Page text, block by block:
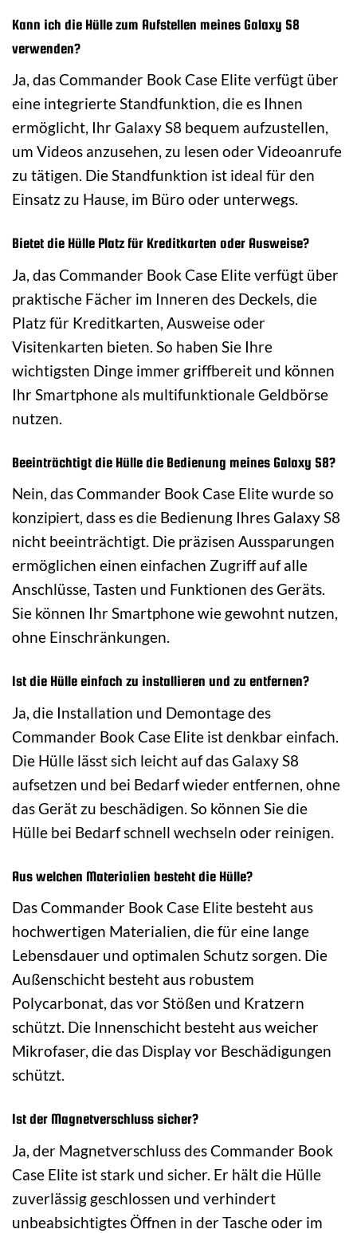
Kann ich die Hülle zum Aufstellen meines Galaxy S8
verwenden?
Ja, das Commander Book Case Elite verfügt über
eine integrierte Standfunktion, die es Ihnen
ermöglicht, Ihr Galaxy S8 bequem aufzustellen,
um Videos anzusehen, zu lesen oder Videoanrufe
zu tätigen. Die Standfunktion ist ideal für den
Einsatz zu Hause, im Büro oder unterwegs.
Bietet die Hülle Platz für Kreditkarten oder Ausweise?
Ja, das Commander Book Case Elite verfügt über
praktische Fächer im Inneren des Deckels, die
Platz für Kreditkarten, Ausweise oder
Visitenkarten bieten. So haben Sie Ihre
wichtigsten Dinge immer griffbereit und können
Ihr Smartphone als multifunktionale Geldbörse
nutzen.
Beeinträchtigt die Hülle die Bedienung meines Galaxy S8?
Nein, das Commander Book Case Elite wurde so
konzipiert, dass es die Bedienung Ihres Galaxy S8
nicht beeinträchtigt. Die präzisen Aussparungen
ermöglichen einen einfachen Zugriff auf alle
Anschlüsse, Tasten und Funktionen des Geräts.
Sie können Ihr Smartphone wie gewohnt nutzen,
ohne Einschränkungen.
Ist die Hülle einfach zu installieren und zu entfernen?
Ja, die Installation und Demontage des
Commander Book Case Elite ist denkbar einfach.
Die Hülle lässt sich leicht auf das Galaxy S8
aufsetzen und bei Bedarf wieder entfernen, ohne
das Gerät zu beschädigen. So können Sie die
Hülle bei Bedarf schnell wechseln oder reinigen.
Aus welchen Materialien besteht die Hülle?
Das Commander Book Case Elite besteht aus
hochwertigen Materialien, die für eine lange
Lebensdauer und optimalen Schutz sorgen. Die
Außenschicht besteht aus robustem
Polycarbonat, das vor Stößen und Kratzern
schützt. Die Innenschicht besteht aus weicher
Mikrofaser, die das Display vor Beschädigungen
schützt.
Ist der Magnetverschluss sicher?
Ja, der Magnetverschluss des Commander Book
Case Elite ist stark und sicher. Er hält die Hülle
zuverlässig geschlossen und verhindert
unbeabsichtigtes Öffnen in der Tasche oder im